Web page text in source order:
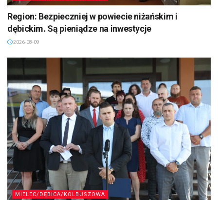
Region: Bezpieczniej w powiecie niżańskim i
dębickim. Są pieniądze na inwestycje
2026-08-09
MIELEC/DĘBICA/KOLBUSZOWA